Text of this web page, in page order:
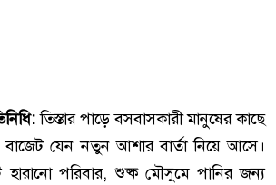
তিস্তার পাড়ে বসবাসকারী মানুষের কাছে
বাজেট যেন নতুন আশার বার্তা নিয়ে আসে।
হারানো পরিবার, শুষ্ক মৌসুমে পানির জন্য